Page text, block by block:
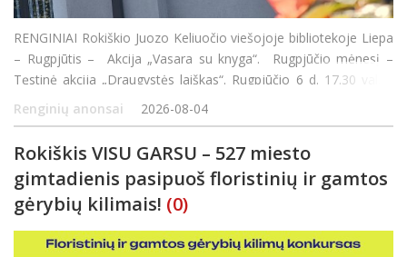
RENGINIAI Rokiškio Juozo Keliuočio viešojoje bibliotekoje Liepa
– Rugpjūtis – Akcija „Vasara su knyga“. Rugpjūčio mėnesį –
Tęstinė akcija „Draugystės laiškas“. Rugpjūčio 6 d. 17.30 val. –
susitikimas su rašyt
Renginių anonsai 2026-08-04
Rokiškis VISU GARSU – 527 miesto
gimtadienis pasipuoš floristinių ir gamtos
gėrybių kilimais! (0)